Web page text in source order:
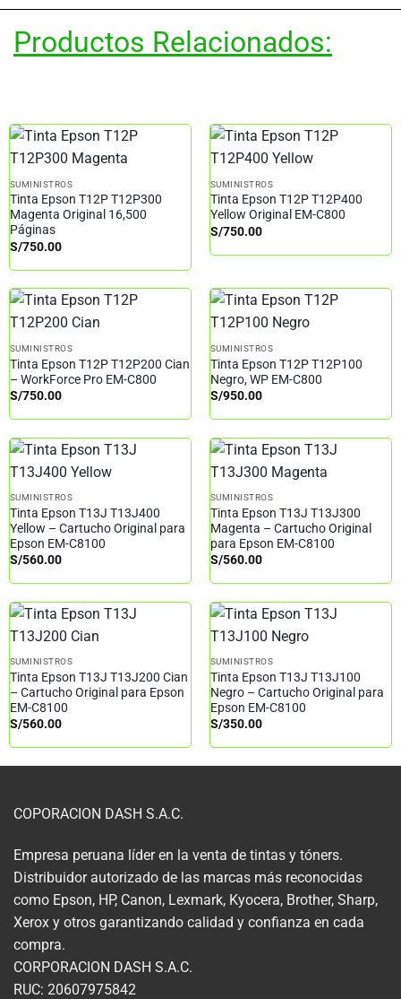
Productos Relacionados:
SUMINISTROS
Tinta Epson T12P T12P300
Magenta Original 16,500
Páginas
S/750.00
SUMINISTROS
Tinta Epson T12P T12P400
Yellow Original EM-C800
S/750.00
SUMINISTROS
Tinta Epson T12P T12P200 Cian
– WorkForce Pro EM-C800
S/750.00
SUMINISTROS
Tinta Epson T12P T12P100
Negro, WP EM-C800
S/950.00
SUMINISTROS
Tinta Epson T13J T13J400
Yellow – Cartucho Original para
Epson EM-C8100
S/560.00
SUMINISTROS
Tinta Epson T13J T13J300
Magenta – Cartucho Original
para Epson EM-C8100
S/560.00
SUMINISTROS
Tinta Epson T13J T13J200 Cian
– Cartucho Original para Epson
EM-C8100
S/560.00
SUMINISTROS
Tinta Epson T13J T13J100
Negro – Cartucho Original para
Epson EM-C8100
S/350.00
COPORACION DASH S.A.C.
Empresa peruana líder en la venta de tintas y tóners.
Distribuidor autorizado de las marcas más reconocidas
como Epson, HP, Canon, Lexmark, Kyocera, Brother, Sharp,
Xerox y otros garantizando calidad y confianza en cada
compra.
CORPORACION DASH S.A.C.
RUC: 20607975842